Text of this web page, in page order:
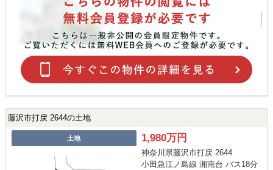
藤沢市打戻 2644の土地
土地 1,980万円
神奈川県藤沢市打戻 2644
小田急江ノ島線 湘南台 バス18分